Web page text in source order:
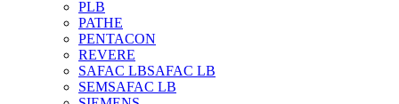
PLB
PATHE
PENTACON
REVERE
SAFAC LBSAFAC LB
SEMSAFAC LB